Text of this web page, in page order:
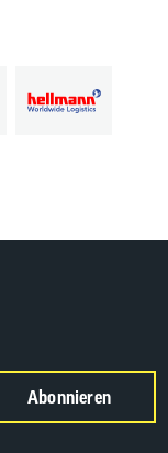
Abonnieren